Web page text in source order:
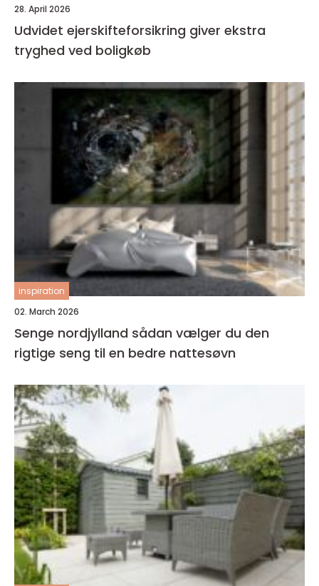
28. April 2026
Udvidet ejerskifteforsikring giver ekstra
tryghed ved boligkøb
inspiration
02. March 2026
Senge nordjylland sådan vælger du den
rigtige seng til en bedre nattesøvn